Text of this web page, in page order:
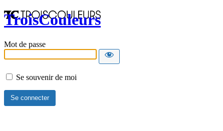
TroisCouleurs
Mot de passe
Se souvenir de moi